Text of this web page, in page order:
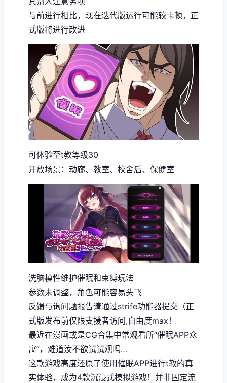
与前进行相比，现在迭代版运行可能较卡顿，正
式版将进行改进
可体验至t教等级30
开放场景：动廊、教室、校舍后、保健室
洗脑模性维护催眠和束缚玩法
参数未调整，角色可能容易头飞
反馈与询问题报告请通过strife功能器提交（正
式版发布前仅限支援者访问,自由度max！
最近在漫画或是CG合集中常观看所“催眠APP众
寓”，难道汝不欲试试观吗…
这款游戏高度还原了使用催眠APP进行t教的真
实体验，成为4款沉浸式模拟游戏！并非固定流